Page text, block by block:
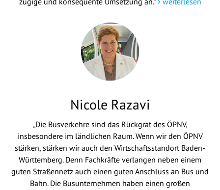
Nicole Razavi
„Die Busverkehre sind das Rückgrat des ÖPNV,
insbesondere im ländlichen Raum. Wenn wir den ÖPNV
stärken, stärken wir auch den Wirtschaftsstandort Baden-
Württemberg. Denn Fachkräfte verlangen neben einem
guten Straßennetz auch einen guten Anschluss an Bus und
Bahn. Die Busunternehmen haben einen großen